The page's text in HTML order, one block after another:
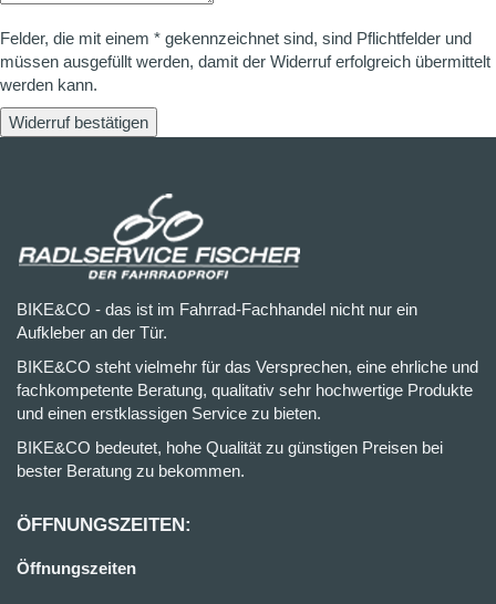
Felder, die mit einem * gekennzeichnet sind, sind Pflichtfelder und
müssen ausgefüllt werden, damit der Widerruf erfolgreich übermittelt
werden kann.
Widerruf bestätigen
BIKE&CO - das ist im Fahrrad-Fachhandel nicht nur ein
Aufkleber an der Tür.
BIKE&CO steht vielmehr für das Versprechen, eine ehrliche und
fachkompetente Beratung, qualitativ sehr hochwertige Produkte
und einen erstklassigen Service zu bieten.
BIKE&CO bedeutet, hohe Qualität zu günstigen Preisen bei
bester Beratung zu bekommen.
ÖFFNUNGSZEITEN:
Öffnungszeiten